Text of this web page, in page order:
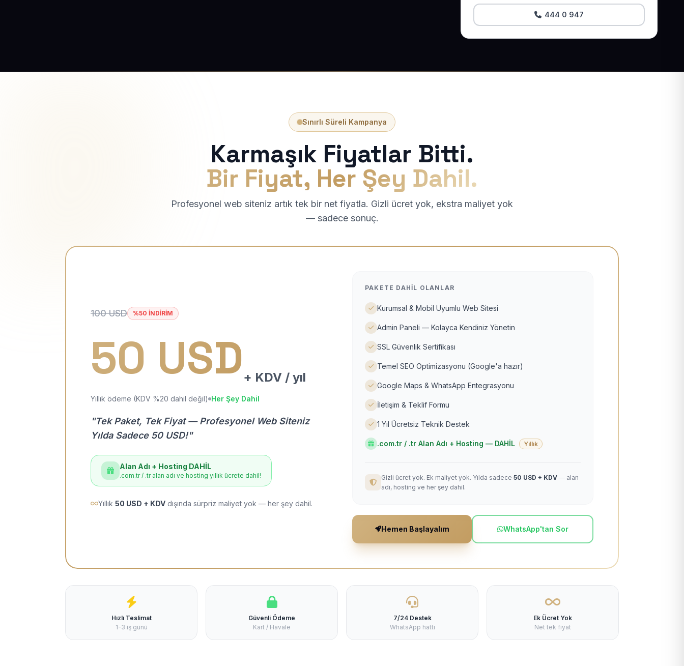
444 0 947
Sınırlı Süreli Kampanya
Karmaşık Fiyatlar Bitti.
Bir Fiyat, Her Şey Dahil.
Profesyonel web siteniz artık tek bir net fiyatla. Gizli ücret yok, ekstra maliyet yok
— sadece sonuç.
100 USD %50 İNDİRİM
50 USD + KDV / yıl
Yıllık ödeme (KDV %20 dahil değil) Her Şey Dahil
"Tek Paket, Tek Fiyat — Profesyonel Web Siteniz
Yılda Sadece 50 USD!"
Alan Adı + Hosting DAHİL
.com.tr / .tr alan adı ve hosting yıllık ücrete dahil!
Yıllık 50 USD + KDV dışında sürpriz maliyet yok — her şey dahil.
PAKETE DAHIL OLANLAR
Kurumsal & Mobil Uyumlu Web Sitesi
Admin Paneli — Kolayca Kendiniz Yönetin
SSL Güvenlik Sertifikası
Temel SEO Optimizasyonu (Google'a hazır)
Google Maps & WhatsApp Entegrasyonu
İletişim & Teklif Formu
1 Yıl Ücretsiz Teknik Destek
.com.tr / .tr Alan Adı + Hosting — DAHİL Yıllık
Gizli ücret yok. Ek maliyet yok. Yılda sadece 50 USD + KDV — alan
adı, hosting ve her şey dahil.
Hemen Başlayalım WhatsApp'tan Sor
Hızlı Teslimat
1-3 iş günü
Güvenli Ödeme
Kart / Havale
7/24 Destek
WhatsApp hattı
Ek Ücret Yok
Net tek fiyat